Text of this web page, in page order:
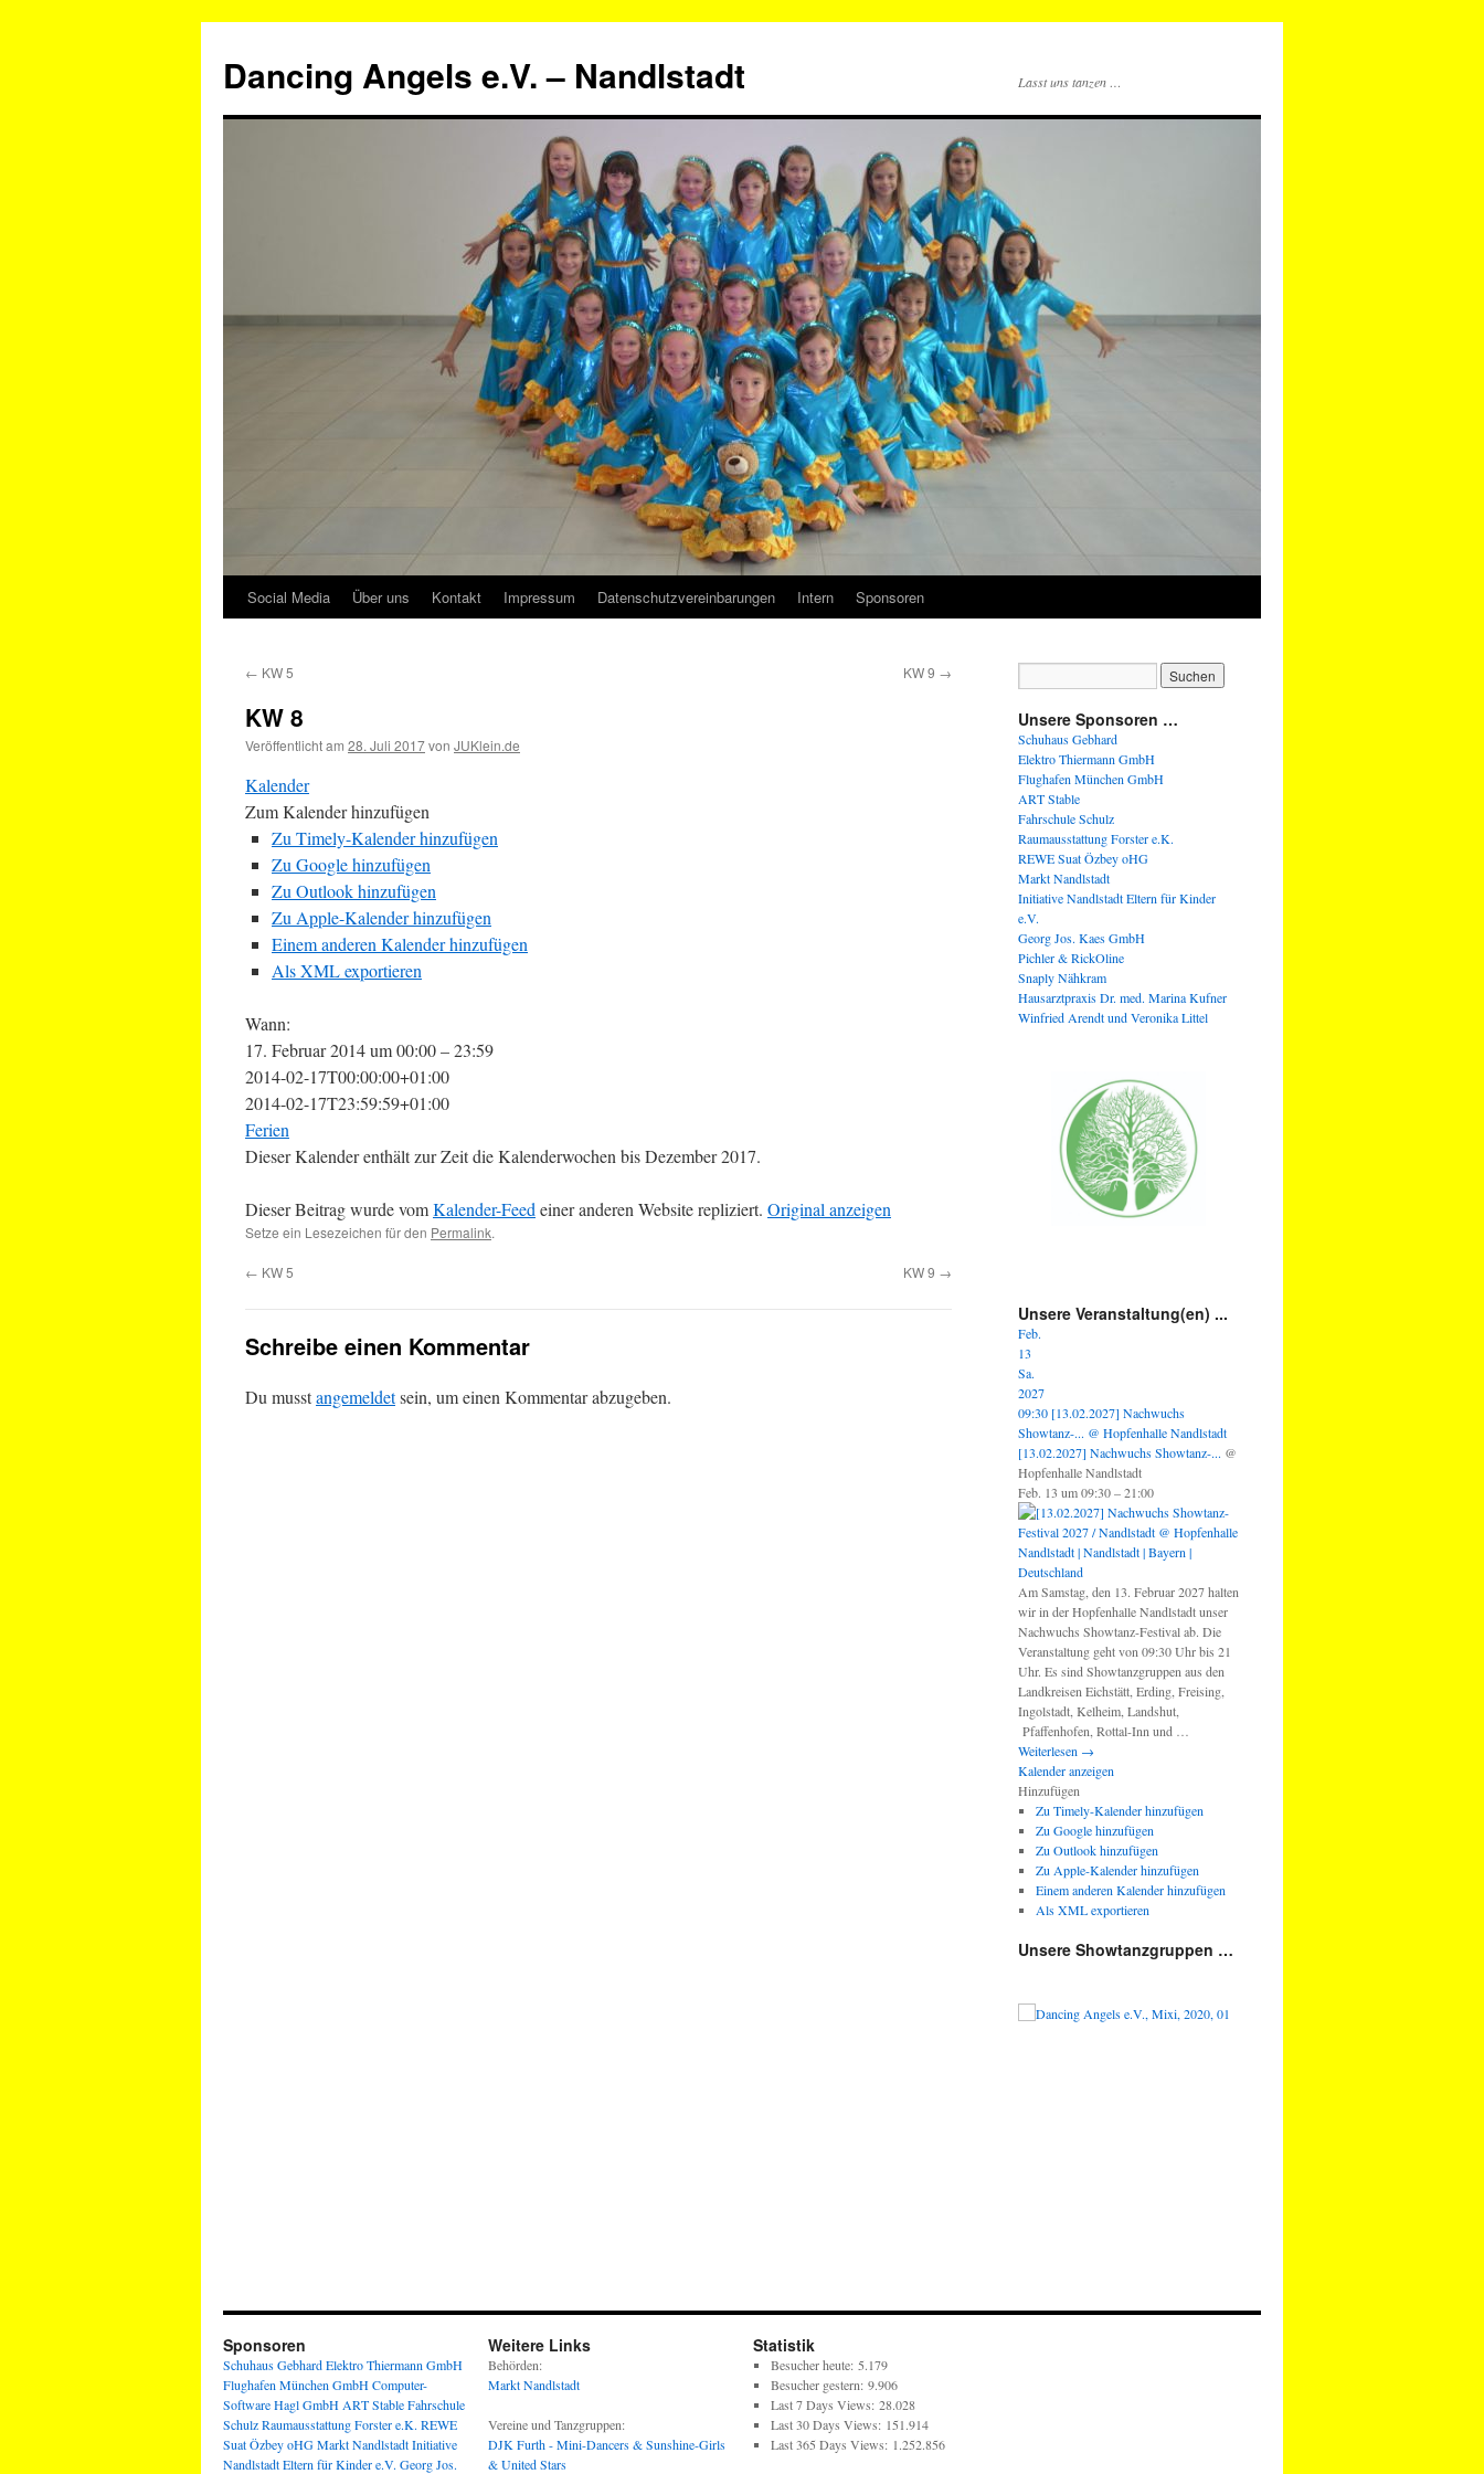
springen
Dancing Angels e.V. – Nandlstadt Lasst uns tanzen …
Social Media Über uns Kontakt Impressum Datenschutzvereinbarungen Intern Sponsoren
← KW 5 KW 9 →
KW 8
Veröffentlicht am 28. Juli 2017von JUKlein.de
Kalender
Zum Kalender hinzufügen
Zu Timely-Kalender hinzufügen
Zu Google hinzufügen
Zu Outlook hinzufügen
Zu Apple-Kalender hinzufügen
Einem anderen Kalender hinzufügen
Als XML exportieren
Wann:
17. Februar 2014 um 00:00 – 23:59
2014-02-17T00:00:00+01:00
2014-02-17T23:59:59+01:00
Ferien
Dieser Kalender enthält zur Zeit die Kalenderwochen bis Dezember 2017.
Dieser Beitrag wurde vomKalender-Feed einer anderen Website repliziert. Original anzeigen
Setze ein Lesezeichen für den Permalink.
← KW 5 KW 9 →
Schreibe einen Kommentar
Du musstangemeldetsein, um einen Kommentar abzugeben.
Unsere Sponsoren …
Schuhaus Gebhard
Elektro Thiermann GmbH
Flughafen München GmbH
ART Stable
Fahrschule Schulz
Raumausstattung Forster e.K.
REWE Suat Özbey oHG
Markt Nandlstadt
Initiative Nandlstadt Eltern für Kinder
e.V.
Georg Jos. Kaes GmbH
Pichler & RickOline
Snaply Nähkram
Hausarztpraxis Dr. med. Marina Kufner
Winfried Arendt und Veronika Littel
Unsere Veranstaltung(en) ...
Feb.
13
Sa.
2027
09:30 [13.02.2027] Nachwuchs
Showtanz-... @ Hopfenhalle Nandlstadt
[13.02.2027] Nachwuchs Showtanz-... @
Hopfenhalle Nandlstadt
Feb. 13 um 09:30 – 21:00
Am Samstag, den 13. Februar 2027 halten
wir in der Hopfenhalle Nandlstadt unser
Nachwuchs Showtanz-Festival ab. Die
Veranstaltung geht von 09:30 Uhr bis 21
Uhr. Es sind Showtanzgruppen aus den
Landkreisen Eichstätt, Erding, Freising,
Ingolstadt, Kelheim, Landshut,
Pfaffenhofen, Rottal-Inn und …
Weiterlesen →
Kalender anzeigen
Hinzufügen
Zu Timely-Kalender hinzufügen
Zu Google hinzufügen
Zu Outlook hinzufügen
Zu Apple-Kalender hinzufügen
Einem anderen Kalender hinzufügen
Als XML exportieren
Unsere Showtanzgruppen …
Sponsoren
Schuhaus GebhardElektro Thiermann GmbH
Flughafen München GmbHComputer-
Software Hagl GmbH ART StableFahrschule
SchulzRaumausstattung Forster e.K. REWE
Suat Özbey oHGMarkt NandlstadtInitiative
Nandlstadt Eltern für Kinder e.V. Georg Jos.
Weitere Links
Behörden:
Markt Nandlstadt
Vereine und Tanzgruppen:
DJK Furth - Mini-Dancers & Sunshine-Girls
& United Stars
Statistik
Besucher heute: 5.179
Besucher gestern: 9.906
Last 7 Days Views: 28.028
Last 30 Days Views: 151.914
Last 365 Days Views: 1.252.856